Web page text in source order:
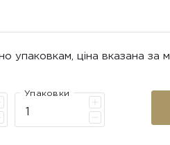
упаковкам, ціна вказана за
Упаковки